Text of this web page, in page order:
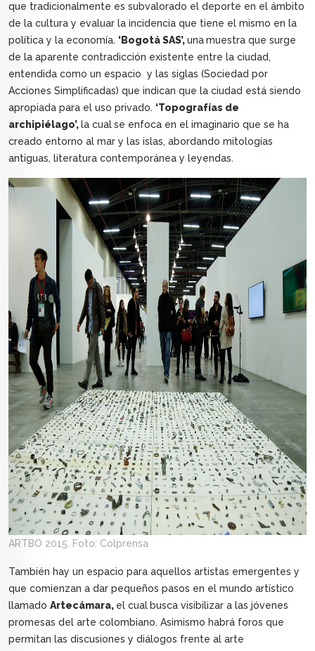
que tradicionalmente es subvalorado el deporte en el ámbito
de la cultura y evaluar la incidencia que tiene el mismo en la
política y la economía. ‘Bogotá SAS’,unamuestra que surge
de la aparente contradicción existente entre la ciudad,
entendida como un espacio y las siglas (Sociedad por
Acciones Simplificadas) que indican que la ciudad está siendo
apropiada para el uso privado. ‘Topografías de
archipiélago’,la cualse enfoca en el imaginario que se ha
creado entorno al mar y las islas, abordando mitologías
antiguas, literatura contemporánea y leyendas.
ARTBO 2015. Foto: Colprensa
También hay un espacio para aquellos artistas emergentes y
que comienzan a dar pequeños pasos en el mundo artístico
llamado Artecámara, el cual busca visibilizar a las jóvenes
promesas del arte colombiano. Asimismo habrá foros que
permitan las discusiones y diálogos frente al arte